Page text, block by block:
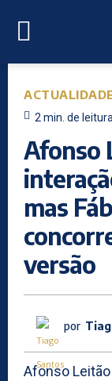
2 min. de leitura
Afonso
mas
versão
por
Afonso